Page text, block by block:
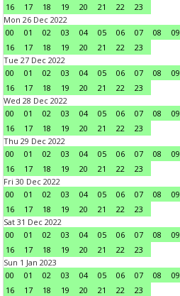
16
17 18 19 20 21 22
23
Mon 26 Dec 2022
00
01 02 03 04 05 06 07 08 09
16
17 18 19 20 21 22
23
Tue 27 Dec 2022
00
01 02 03 04 05 06 07 08 09
16
17 18 19 20 21 22
23
Wed 28 Dec 2022
00
01 02 03 04 05 06 07 08 09
16
17 18 19 20 21 22
23
Thu 29 Dec 2022
00
01 02 03 04 05 06 07 08 09
16
17 18 19 20 21 22
23
Fri 30 Dec 2022
00
01 02 03 04 05 06 07 08 09
16
17 18 19 20 21 22
23
Sat 31 Dec 2022
00
01 02 03 04 05 06 07 08 09
16
17 18 19 20 21 22
23
Sun 1 Jan 2023
00
01 02 03 04 05 06 07 08 09
16
17 18 19 20 21 22
23